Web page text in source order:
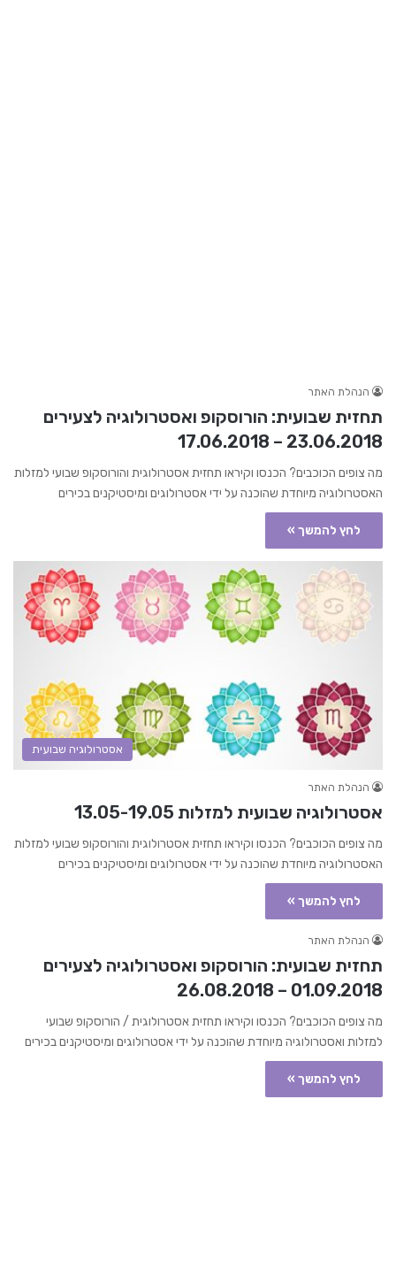
הנהלת האתר
תחזית שבועית: הורוסקופ ואסטרולוגיה לצעירים
23.06.2018 – 17.06.2018
מה צופים הכוכבים? הכנסו וקיראו תחזית אסטרולוגית והורוסקופ שבועי למזלות
האסטרולוגיה מיוחדת שהוכנה על ידי אסטרולוגים ומיסטיקנים בכירים
לחץ להמשך »
אסטרולוגיה שבועית
הנהלת האתר
אסטרולוגיה שבועית למזלות 13.05-19.05
מה צופים הכוכבים? הכנסו וקיראו תחזית אסטרולוגית והורוסקופ שבועי למזלות
האסטרולוגיה מיוחדת שהוכנה על ידי אסטרולוגים ומיסטיקנים בכירים
לחץ להמשך »
הנהלת האתר
תחזית שבועית: הורוסקופ ואסטרולוגיה לצעירים
01.09.2018 – 26.08.2018
מה צופים הכוכבים? הכנסו וקיראו תחזית אסטרולוגית / הורוסקופ שבועי
למזלות ואסטרולוגיה מיוחדת שהוכנה על ידי אסטרולוגים ומיסטיקנים בכירים
לחץ להמשך »